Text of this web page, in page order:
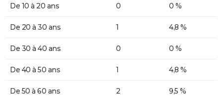
De 10 à 20 ans 0 0 %
De 20 à 30 ans 1 4,8 %
De 30 à 40 ans 0 0 %
De 40 à 50 ans 1 4,8 %
De 50 à 60 ans 2 9,5 %